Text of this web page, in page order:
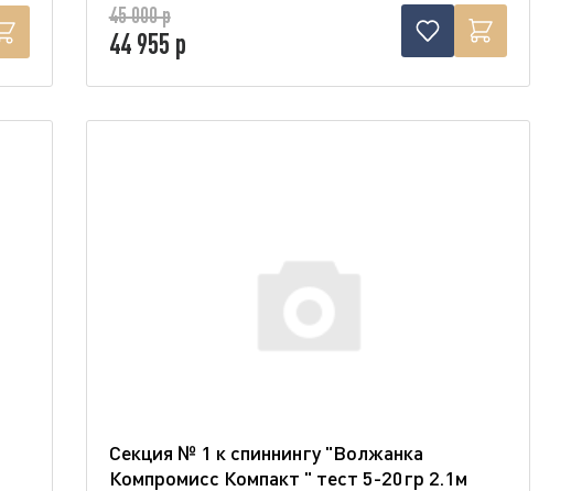
45 000 р
44 955 р
Секция № 1 к спиннингу "Волжанка
Компромисс Компакт " тест 5-20гр 2.1м